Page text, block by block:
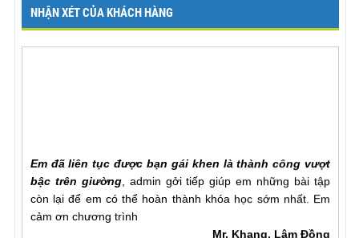
NHẬN XÉT CỦA KHÁCH HÀNG
bậc trên giường, admin gởi tiếp giúp em những bài tập
còn lại để em có thể hoàn thành khóa học sớm nhất. Em
cảm ơn chương trình